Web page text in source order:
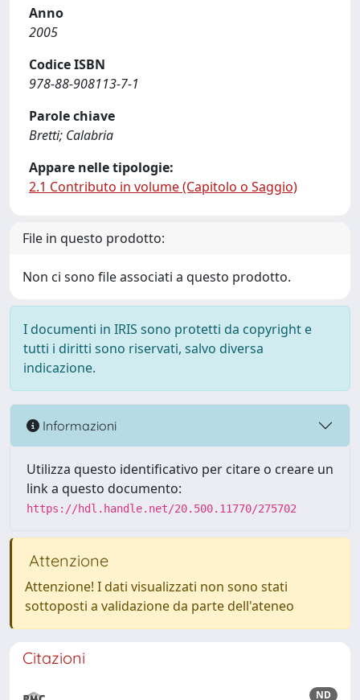
Anno
2005
Codice ISBN
978-88-908113-7-1
Parole chiave
Bretti; Calabria
Appare nelle tipologie:
2.1 Contributo in volume (Capitolo o Saggio)
File in questo prodotto:
Non ci sono file associati a questo prodotto.
I documenti in IRIS sono protetti da copyright e
tutti i diritti sono riservati, salvo diversa
indicazione.
Informazioni
Utilizza questo identificativo per citare o creare un
link a questo documento:
https://hdl.handle.net/20.500.11770/275702
Attenzione
Attenzione! I dati visualizzati non sono stati
sottoposti a validazione da parte dell'ateneo
Citazioni
ND